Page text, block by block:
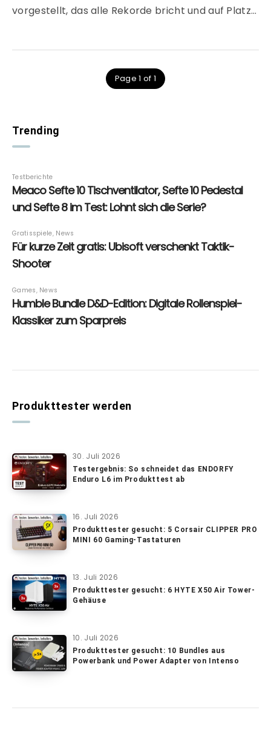
vorgestellt, das alle Rekorde bricht und auf Platz…
Page 1 of 1
Trending
Produkttester werden
30. Juli 2026
Testergebnis: So schneidet das ENDORFY
Enduro L6 im Produkttest ab
16. Juli 2026
Produkttester gesucht: 5 Corsair CLIPPER PRO
MINI 60 Gaming-Tastaturen
13. Juli 2026
Produkttester gesucht: 6 HYTE X50 Air Tower-
Gehäuse
10. Juli 2026
Produkttester gesucht: 10 Bundles aus
Powerbank und Power Adapter von Intenso